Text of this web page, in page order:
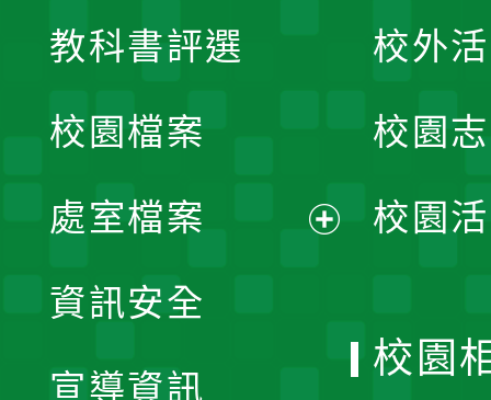
單
教科書評選
校園檔案
處室檔案
資訊安全
宣導資訊
校外
校園
校園
校園